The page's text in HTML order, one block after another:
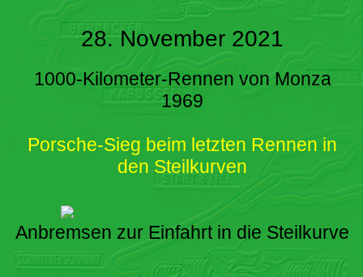
28. November 2021
1000-Kilometer-Rennen von Monza
1969
Porsche-Sieg beim letzten Rennen in
den Steilkurven
Anbremsen zur Einfahrt in die Steilkurve